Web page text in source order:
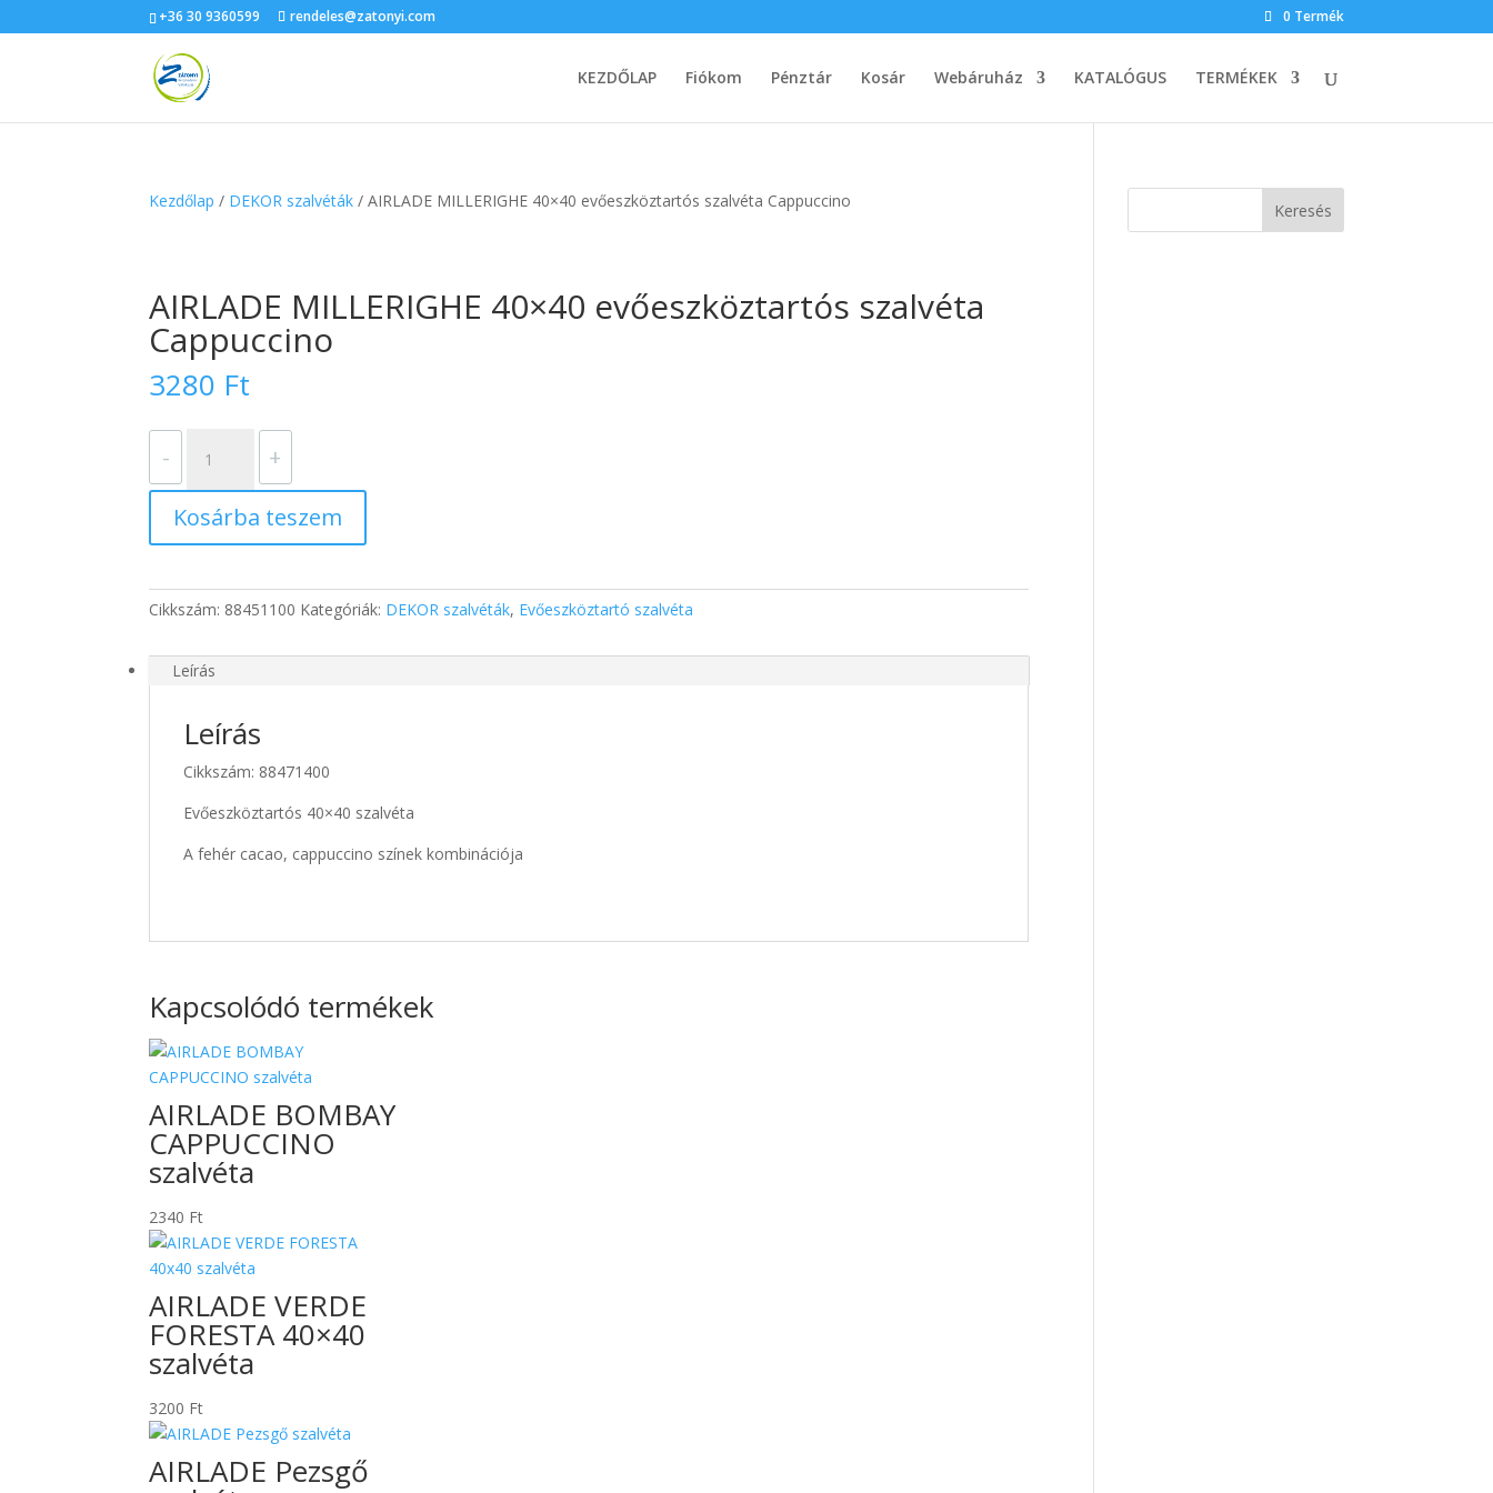
+36 30 9360599 rendeles@zatonyi.com 0 Termék
KEZDŐLAP Fiókom Pénztár Kosár Webáruház KATALÓGUS TERMÉKEK
Kezdőlap / DEKOR szalvéták / AIRLADE MILLERIGHE 40×40 evőeszköztartós szalvéta Cappuccino
AIRLADE MILLERIGHE 40×40 evőeszköztartós szalvéta
Cappuccino
3280 Ft
-
MILLERIGHE
40x40
evőeszköztartós
szalvéta
mennyiség
+
Kosárba teszem
Cikkszám: 88451100 Kategóriák: DEKOR szalvéták, Evőeszköztartó szalvéta
Leírás
Leírás
Cikkszám: 88471400
Evőeszköztartós 40×40 szalvéta
A fehér cacao, cappuccino színek kombinációja
Kapcsolódó termékek
AIRLADE BOMBAY
CAPPUCCINO
szalvéta
2340 Ft
AIRLADE VERDE
FORESTA 40×40
szalvéta
3200 Ft
AIRLADE Pezsgő
Keresés